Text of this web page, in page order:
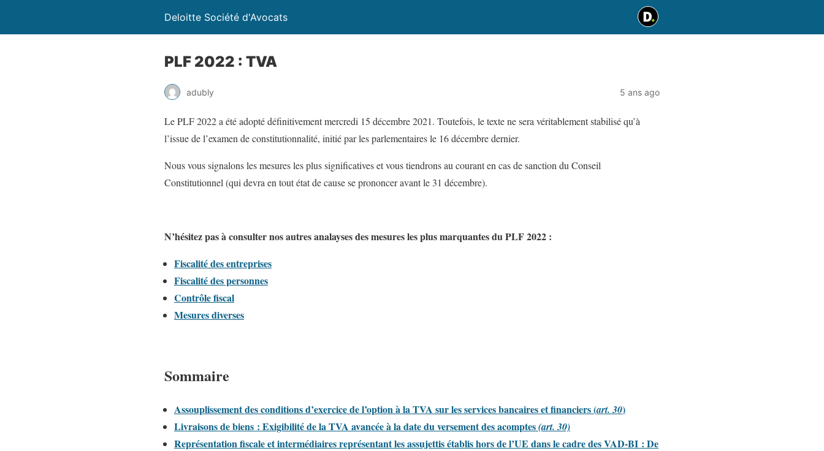
Deloitte Société d'Avocats
PLF 2022 : TVA
adubly 5 ans ago
Le PLF 2022 a été adopté définitivement mercredi 15 décembre 2021. Toutefois, le texte ne sera véritablement stabilisé qu’à
l’issue de l’examen de constitutionnalité, initié par les parlementaires le 16 décembre dernier.
Nous vous signalons les mesures les plus significatives et vous tiendrons au courant en cas de sanction du Conseil
Constitutionnel (qui devra en tout état de cause se prononcer avant le 31 décembre).
N’hésitez pas à consulter nos autres analayses des mesures les plus marquantes du PLF 2022 :
Fiscalité des entreprises
Fiscalité des personnes
Contrôle fiscal
Mesures diverses
Sommaire
Assouplissement des conditions d’exercice de l’option à la TVA sur les services bancaires et financiers (art. 30)
Livraisons de biens : Exigibilité de la TVA avancée à la date du versement des acomptes(art. 30)
Représentation fiscale et intermédiaires représentant les assujettis établis hors de l’UE dans le cadre des VAD-BI : De